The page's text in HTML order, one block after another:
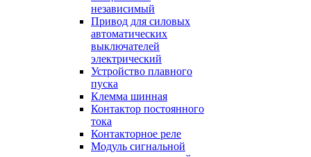
независимый
Привод для силовых
автоматических
выключателей
электрический
Устройство плавного
пуска
Клемма шинная
Контактор постоянного
тока
Контакторное реле
Модуль сигнальной